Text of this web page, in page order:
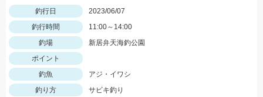
釣行日
2023/06/07
釣行時間
11:00～14:00
釣場
新居弁天海釣公園
ポイント
釣魚
アジ・イワシ
釣り方
サビキ釣り